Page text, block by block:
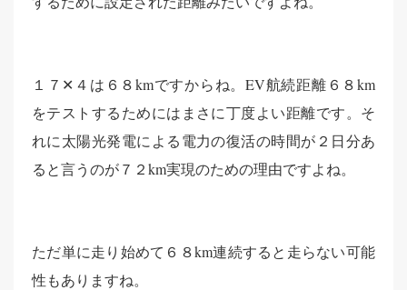
１７✕４は６８kmですからね。EV航続距離６８km
をテストするためにはまさに丁度よい距離です。そ
れに太陽光発電による電力の復活の時間が２日分あ
ると言うのが７２km実現のための理由ですよね。
ただ単に走り始めて６８km連続すると走らない可能
性もありますね。